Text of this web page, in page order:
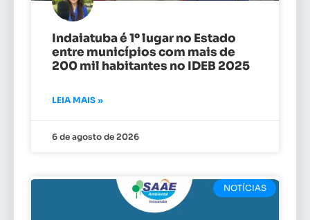
Indaiatuba é 1º lugar no Estado
entre municípios com mais de
200 mil habitantes no IDEB 2025
LEIA MAIS »
6 de agosto de 2026
NOTÍCIAS